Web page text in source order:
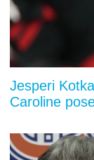
Jesperi
Caroline